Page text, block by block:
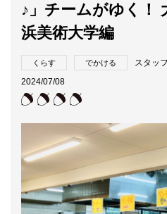
♪」チームがゆく！
浜美術大学編
くらす でかける スタッ
2024/07/08